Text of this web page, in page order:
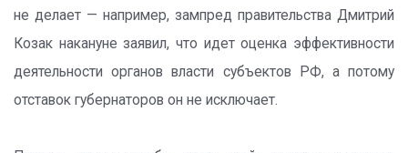
не делает — например, зампред правительства Дмитрий
Козак накануне заявил, что идет оценка эффективности
деятельности органов власти субъектов РФ, а потому
отставок губернаторов он не исключает.